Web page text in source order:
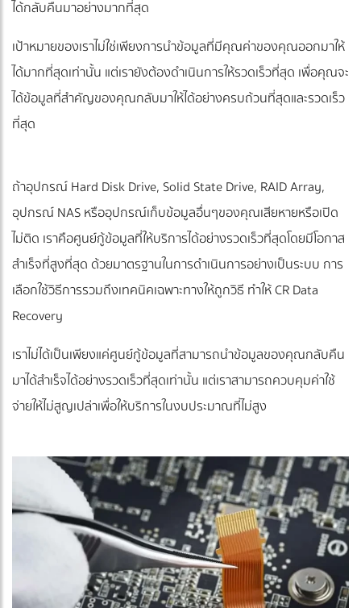
ได้กลับคืนมาอย่างมากที่สุด
เป้าหมายของเราไม่ใช่เพียงการนำข้อมูลที่มีคุณค่าของคุณออกมาให้
ได้มากที่สุดเท่านั้น แต่เรายังต้องดำเนินการให้รวดเร็วที่สุด เพื่อคุณจะ
ได้ข้อมูลที่สำคัญของคุณกลับมาให้ได้อย่างครบถ้วนที่สุดและรวดเร็ว
ที่สุด
ถ้าอุปกรณ์ Hard Disk Drive, Solid State Drive, RAID Array,
อุปกรณ์ NAS หรืออุปกรณ์เก็บข้อมูลอื่นๆของคุณเสียหายหรือเปิด
ไม่ติด เราคือศูนย์กู้ข้อมูลที่ให้บริการได้อย่างรวดเร็วที่สุดโดยมีโอกาส
สำเร็จที่สูงที่สุด ด้วยมาตรฐานในการดำเนินการอย่างเป็นระบบ การ
เลือกใช้วิธีการรวมถึงเทคนิคเฉพาะทางให้ถูกวิธี ทำให้ CR Data
Recovery
เราไม่ได้เป็นเพียงแค่ศูนย์กู้ข้อมูลที่สามารถนำข้อมูลของคุณกลับคืน
มาได้สำเร็จได้อย่างรวดเร็วที่สุดเท่านั้น แต่เราสามารถควบคุมค่าใช้
จ่ายให้ไม่สูญเปล่าเพื่อให้บริการในงบประมาณที่ไม่สูง